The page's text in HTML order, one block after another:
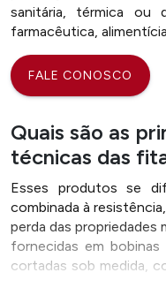
sanitária, térmica ou
farmacêutica,
FALE CONOSCO
Quais são as
técnicas das
Esses produtos se
combinada à
perda das propriedades
fornecidas em
cortadas sob medida,